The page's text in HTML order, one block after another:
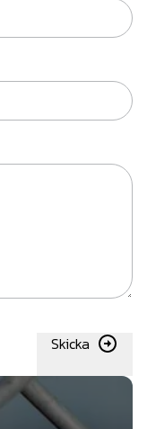
Skicka